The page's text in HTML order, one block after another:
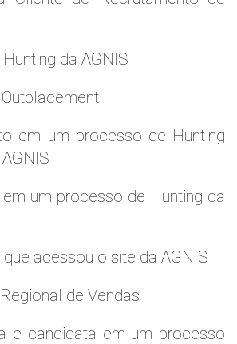
da AGNIS
em um processo de Hunting
um processo de Hunting da
acessou o site da AGNIS
de Vendas
e candidata em um processo